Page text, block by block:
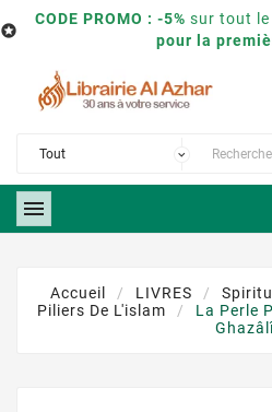

CODE PROMO : -5% sur tout le
pour la

Accueil LIVRES
Piliers De L'islam
La Perle